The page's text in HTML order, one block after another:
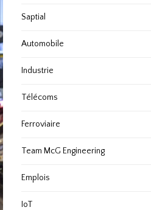
Saptial
Automobile
Industrie
Télécoms
Ferroviaire
Team McG Engineering
Emplois
IoT